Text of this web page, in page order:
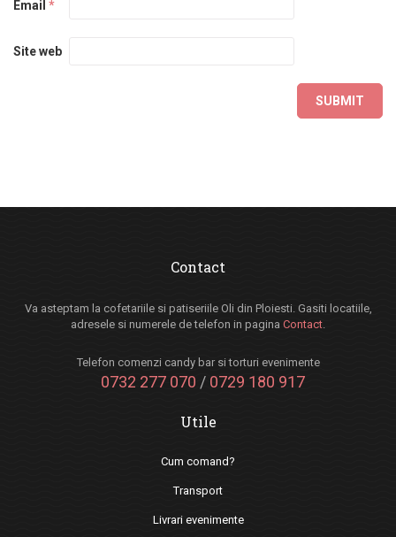
Email *
Site web
Contact
Va asteptam la cofetariile si patiseriile Oli din Ploiesti. Gasiti locatiile,
adresele si numerele de telefon in pagina Contact.
Telefon comenzi candy bar si torturi evenimente
0732 277 070 / 0729 180 917
Utile
Cum comand?
Transport
Livrari evenimente